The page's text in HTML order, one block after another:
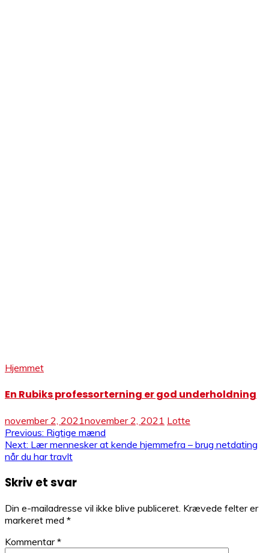
Hjemmet
En Rubiks professorterning er god underholdning
november 2, 2021november 2, 2021 Lotte
Indlægsnavigation
Previous: Rigtige mænd
Next: Lær mennesker at kende hjemmefra – brug netdating
når du har travlt
Skriv et svar
Din e-mailadresse vil ikke blive publiceret. Krævede felter er
markeret med *
Kommentar*